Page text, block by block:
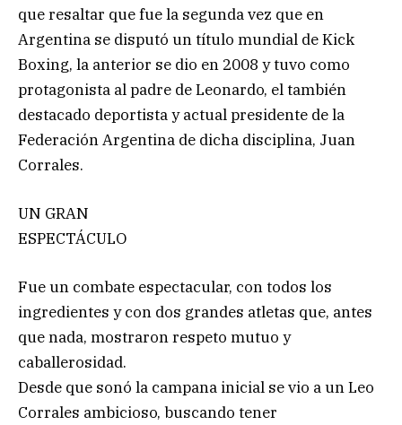
que resaltar que fue la segunda vez que en
Argentina se disputó un título mundial de Kick
Boxing, la anterior se dio en 2008 y tuvo como
protagonista al padre de Leonardo, el también
destacado deportista y actual presidente de la
Federación Argentina de dicha disciplina, Juan
Corrales.
UN GRAN
ESPECTÁCULO
Fue un combate espectacular, con todos los
ingredientes y con dos grandes atletas que, antes
que nada, mostraron respeto mutuo y
caballerosidad.
Desde que sonó la campana inicial se vio a un Leo
Corrales ambicioso, buscando tener